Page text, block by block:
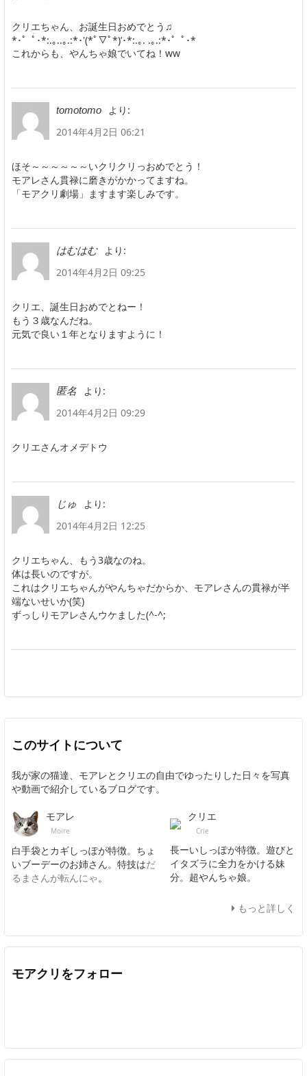
クリエちゃん、お誕生日おめでとう♫
*･゜ﾟ･*:.｡..｡.:*･'(*ﾟ▽ﾟ*)’･*:.｡. .｡.:*･゜ﾟ･*
これからも、やんちゃ娘でいてね！ww
tomotomo
より:
2014年4月2日 06:21
ほそ～～～～～～いクリクリっおめでとう！
モアレさん貫禄に磨きがかかってますね。
「モアクリ劇場」ますます楽しみです。
はむはむ
より:
2014年4月2日 09:25
クリエ、誕生日おめでとねー！
もう３歳なんだね。
元気で良い１年となりますように！
匿名
より:
2014年4月2日 09:29
クリエさんオメデトウ
じゅ
より:
2014年4月2日 12:25
クリエちゃん、もう3歳なのね。
体は長いのですが。
これはクリエちゃんがやんちゃだからか、モアレさんの貫禄が半
端ないせいか(笑)
ずっしりモアレさんウケました(^-^;
このサイトについて
我が家の猫達、モアレとクリエの自由でゆったりした日々を写真
や動画で紹介しているブログです。
モアレ
Moire
白手袋とカギしっぽが特徴。ちょ
いブーデーのお姉さん。特技はだ
るまさんが転んにゃ。
クリエ
Crie
長ーいしっぽが特徴。遊びと
イタズラに全力をかける妹
分。超やんちゃ娘。
もっと詳しく
モアクリをフォロー